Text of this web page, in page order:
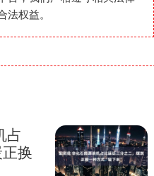
权益。
占
换